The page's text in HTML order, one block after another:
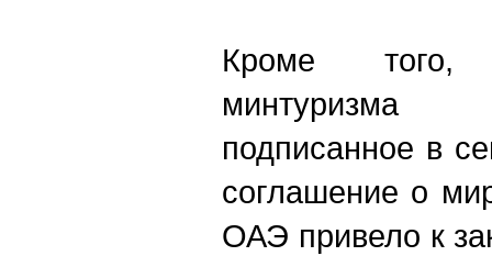
Кроме того,
минтуризма
подписанное в
соглашение о
ОАЭ привело к